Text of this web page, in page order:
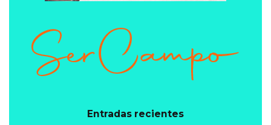
Entradas recientes